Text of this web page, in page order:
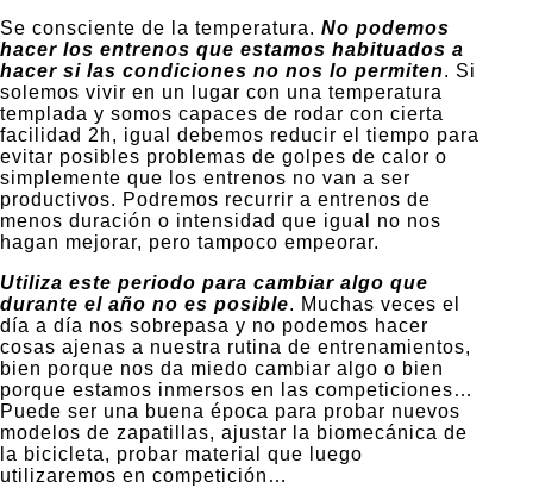
Se consciente de la temperatura. No podemos
hacer los entrenos que estamos habituados a
hacer si las condiciones no nos lo permiten. Si
solemos vivir en un lugar con una temperatura
templada y somos capaces de rodar con cierta
facilidad 2h, igual debemos reducir el tiempo para
evitar posibles problemas de golpes de calor o
simplemente que los entrenos no van a ser
productivos. Podremos recurrir a entrenos de
menos duración o intensidad que igual no nos
hagan mejorar, pero tampoco empeorar.
Utiliza este periodo para cambiar algo que
durante el año no es posible. Muchas veces el
día a día nos sobrepasa y no podemos hacer
cosas ajenas a nuestra rutina de entrenamientos,
bien porque nos da miedo cambiar algo o bien
porque estamos inmersos en las competiciones…
Puede ser una buena época para probar nuevos
modelos de zapatillas, ajustar la biomecánica de
la bicicleta, probar material que luego
utilizaremos en competición…